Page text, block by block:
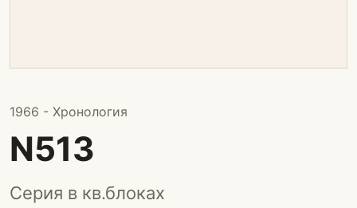
1966 - Хронология
N513
Серия в кв.блоках